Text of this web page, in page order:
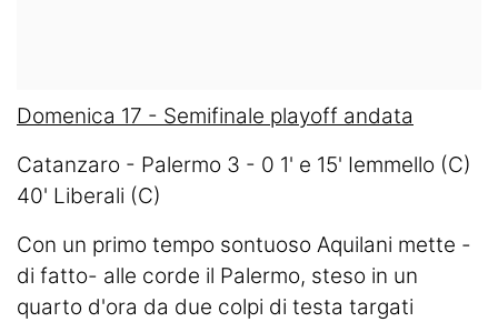
Domenica 17 - Semifinale playoff andata
Catanzaro - Palermo 3 - 0 1' e 15' Iemmello (C)
40' Liberali (C)
Con un primo tempo sontuoso Aquilani mette -
di fatto- alle corde il Palermo, steso in un
quarto d'ora da due colpi di testa targati